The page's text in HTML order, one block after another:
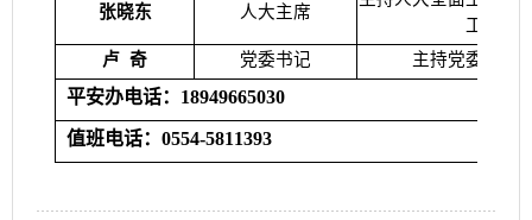
张晓东 人大主席
工作
卢 奇 党委书记 主持党委全面
平安办电话：18949665030
值班电话：0554-5811393